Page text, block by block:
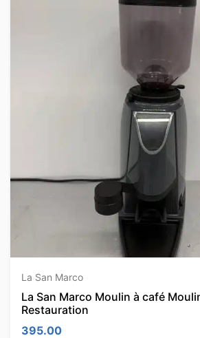
La San Marco
La San Marco Moulin à café
Restauration
395.00